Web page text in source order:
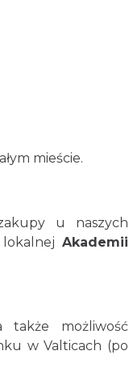
mieście.
u naszych
lokalnejAkademii
także możliwość
w Valticach (po